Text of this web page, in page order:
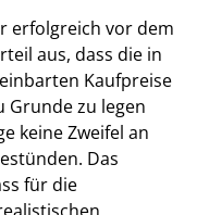
erfolgreich vor dem
aus, dass die in
Kaufpreise
Grunde zu legen
keine Zweifel an
Das
für die